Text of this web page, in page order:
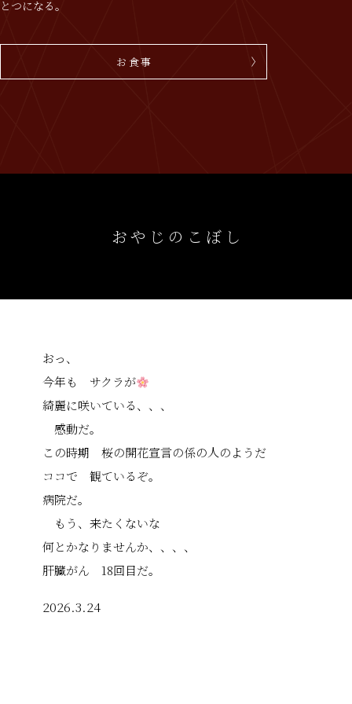
とつになる。
お食事
おやじのこぼし
おっ、
今年も サクラが
綺麗に咲いている、、、
感動だ。
この時期 桜の開花宣言の係の人のようだ
ココで 観ているぞ。
病院だ。
もう、来たくないな
何とかなりませんか、、、、
肝臓がん 18回目だ。
2026.3.24